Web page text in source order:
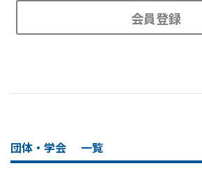
会員登録
団体・学会 一覧